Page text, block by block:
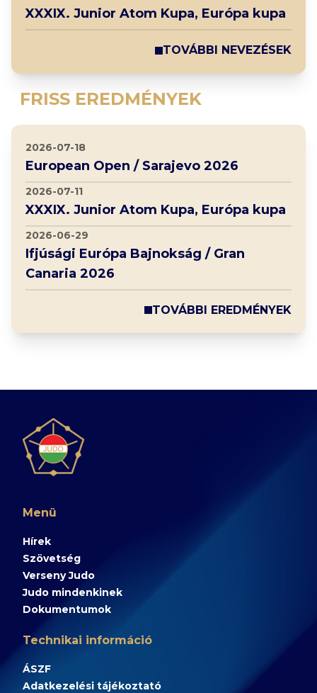
FRISS EREDMÉNYEK
XXXIX. Junior Atom Kupa, Európa kupa
TOVÁBBI NEVEZÉSEK
2026-07-18
European Open / Sarajevo 2026
2026-07-11
XXXIX. Junior Atom Kupa, Európa kupa
2026-06-29
Ifjúsági Európa Bajnokság / Gran
Canaria 2026
TOVÁBBI EREDMÉNYEK
Menü
Hírek
Szövetség
Verseny Judo
Judo mindenkinek
Dokumentumok
Technikai információ
ÁSZF
Adatkezelési tájékoztató